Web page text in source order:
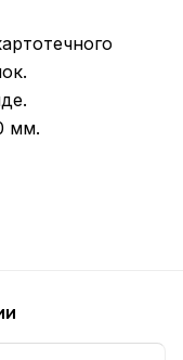
мм.